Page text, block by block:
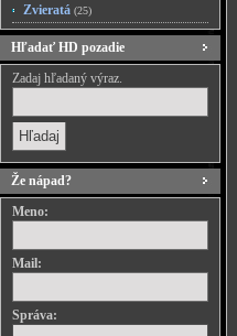
Zvieratá (25)
Hľadať HD pozadie
Zadaj hľadaný výraz.
Že nápad?
Meno:
Mail:
Správa: